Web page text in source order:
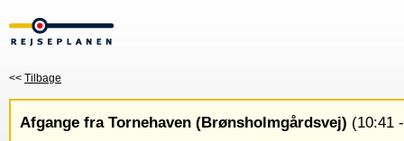
<< Tilbage
Afgange fra Tornehaven (Brønsholmgårdsvej) (10:41